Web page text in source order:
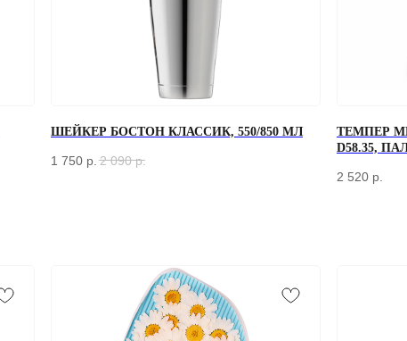
ШЕЙКЕР БОСТОН КЛАССИК, 550/850 МЛ
1 750 р. 2 090 р.
ТЕМПЕР
D58.35,
2 520 р.